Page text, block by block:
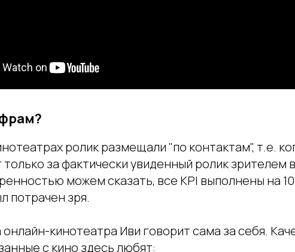
ролик размещали "по контактам", т.е.
за фактически увиденный ролик зрителем
можем сказать, все KPI выполнены на
потрачен зря.
онлайн-кинотеатра Иви говорит сама за себя.
с кино здесь любят: